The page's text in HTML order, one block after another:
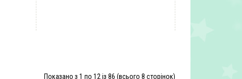
Показано з 1 по 12 із 86 (всього 8 сторінок)